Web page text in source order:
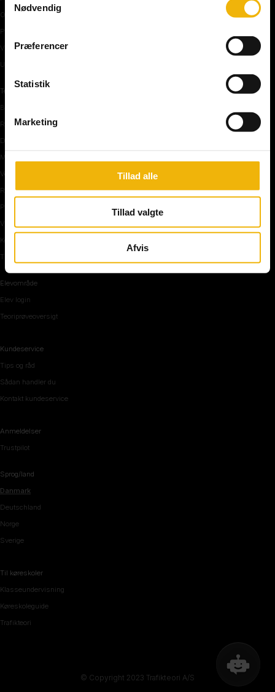
Nødvendig
Præferencer
Statistik
Marketing
Tillad alle
Tillad valgte
Afvis
Oplysningstavler
Påbudstavler
Vigepligtstavler
Undertavler
Teoriundervisning
Bilens teknik
Risikoforhold
De første manøvre på vej
Manøvre på vej
Vejkryds
Rundkørsel og motorvej
Parkering, mørke og tunnel
Vi mennesker
Køreteknik
Tips og råd inden teoriprøven
Elevområde
Elev login
Teoriprøveoversigt
Kundeservice
Tips og råd
Sådan handler du
Kontakt kundeservice
Anmeldelser
Trustpilot
Sprog/land
Danmark
Deutschland
Norge
Sverige
Til køreskoler
Klasseundervisning
Køreskoleguide
Trafikteori
© Copyright 2023 Trafikteori A/S